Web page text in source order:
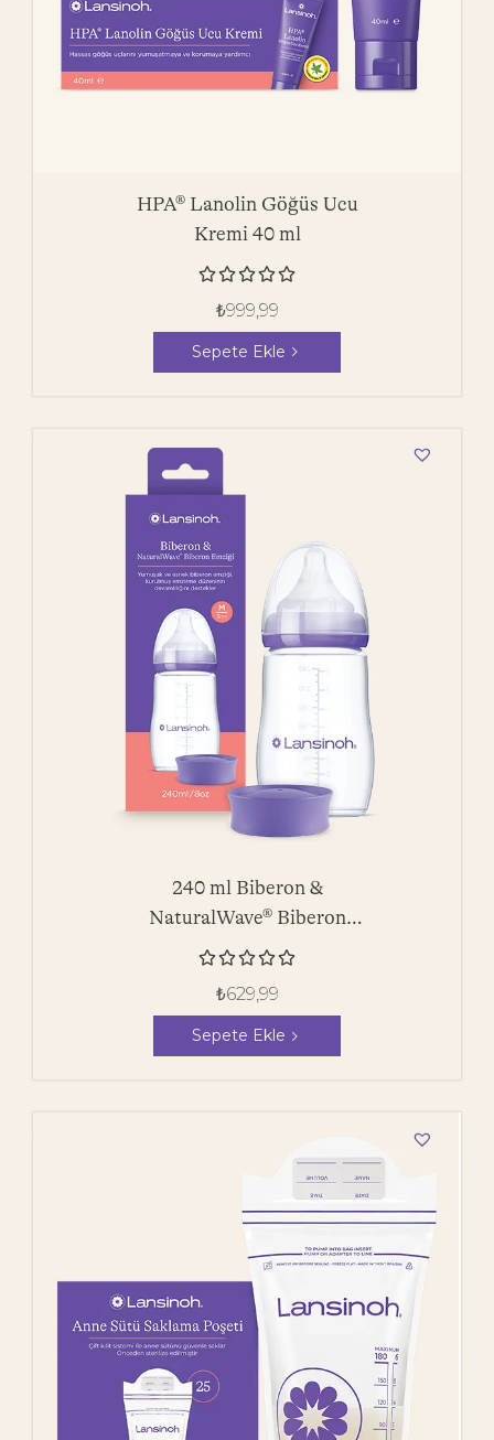
HPA® Lanolin Göğüs Ucu
Kremi 40 ml

₺999,99
Sepete Ekle
240 ml Biberon &
NaturalWave® Biberon
Emziği

₺629,99
Sepete Ekle